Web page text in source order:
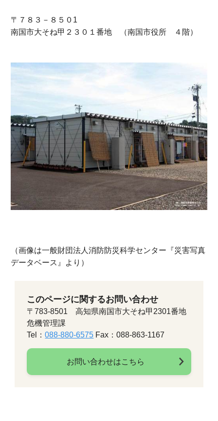
〒７８３－８５０1
南国市大そね甲２３０１番地 （南国市役所 ４階）
（画像は一般財団法人消防防災科学センター『災害写真
データベース』より）
このページに関するお問い合わせ
〒783-8501 高知県南国市大そね甲2301番地
危機管理課
Tel：088-880-6575 Fax：088-863-1167
お問い合わせはこちら